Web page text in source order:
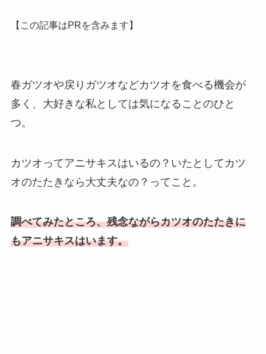
【この記事はPRを含みます】
春ガツオや戻りガツオなどカツオを食べる機会が
多く、 大好きな私としては気になることのひと
つ。
カツオってアニサキスはいるの？ いたとしてカツ
オのたたきなら大丈夫なの？ってこと。
調べてみたところ、残念ながらカツオのたたきに
もアニサキスはいます。